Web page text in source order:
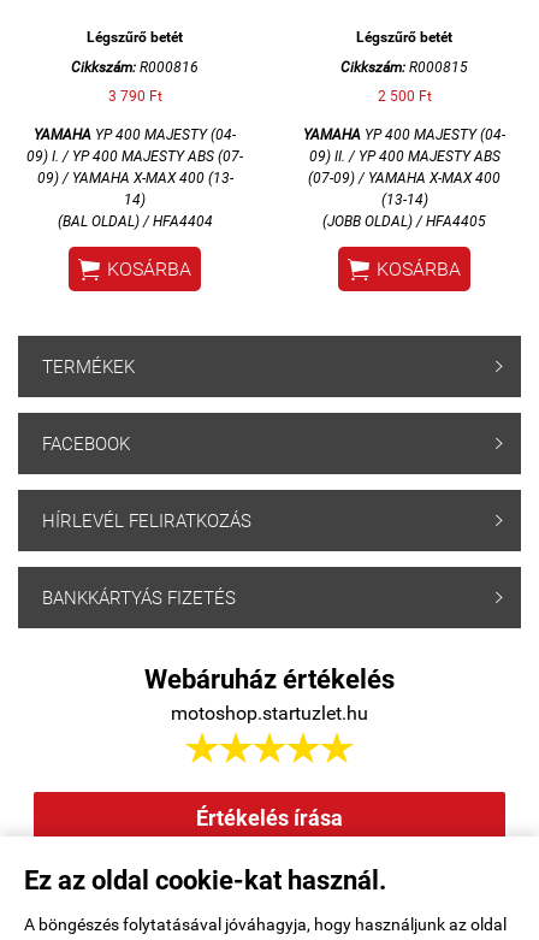
Ez az oldal cookie-kat használ.
A böngészés folytatásával jóváhagyja, hogy használjunk az oldal
Légszűrő betét
Cikkszám: R000816
3 790 Ft
YAMAHA YP 400 MAJESTY (04-
09) I. / YP 400 MAJESTY ABS (07-
09) / YAMAHA X-MAX 400 (13-
14)
(BAL OLDAL) / HFA4404
 KOSÁRBA
Légszűrő betét
Cikkszám: R000815
2 500 Ft
YAMAHA YP 400 MAJESTY (04-
09) II. / YP 400 MAJESTY ABS
(07-09) / YAMAHA X-MAX 400
(13-14)
(JOBB OLDAL) / HFA4405
 KOSÁRBA
TERMÉKEK 
FACEBOOK 
HÍRLEVÉL FELIRATKOZÁS 
BANKKÁRTYÁS FIZETÉS 
Webáruház értékelés
motoshop.startuzlet.hu

Értékelés írása